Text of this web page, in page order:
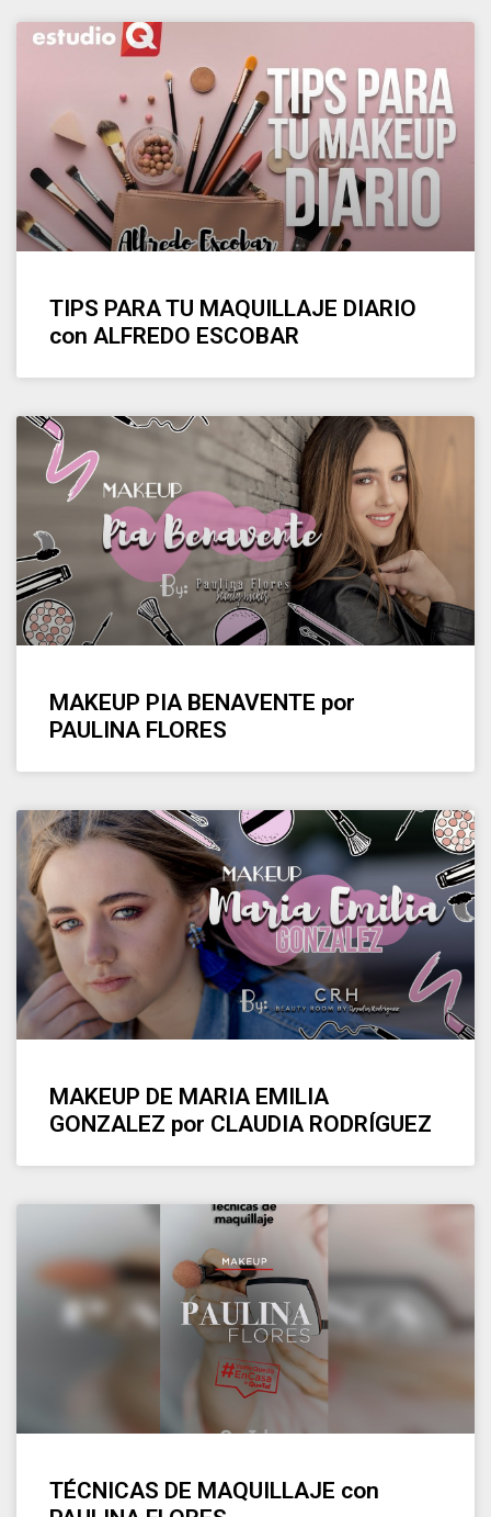
TIPS PARA TU MAQUILLAJE DIARIO
con ALFREDO ESCOBAR
MAKEUP PIA BENAVENTE por
PAULINA FLORES
MAKEUP DE MARIA EMILIA
GONZALEZ por CLAUDIA RODRÍGUEZ
TÉCNICAS DE MAQUILLAJE con